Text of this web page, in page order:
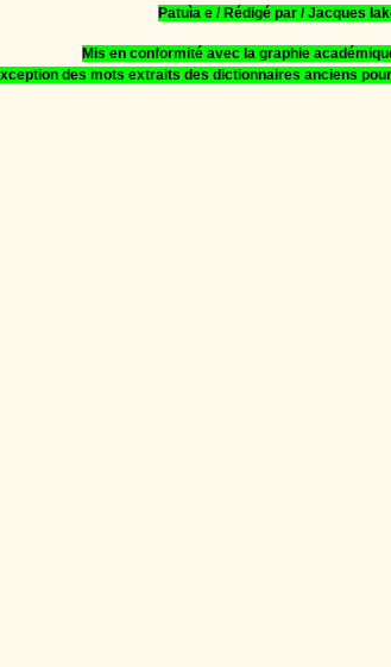
Patuìa e / Rédigé par / Jacques
Mis en conformité avec la graphie
des mots extraits des dictionnaires anciens